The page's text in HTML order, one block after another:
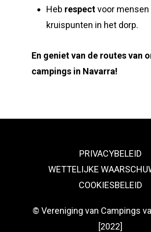
Heb respectvoor mensen
kruispunten in het dorp.
En geniet van de routes van
campings in Navarra!
PRIVACYBELEID
WETTELIJKE
COOKIESBELEID
© Vereniging van Campings
[2022]